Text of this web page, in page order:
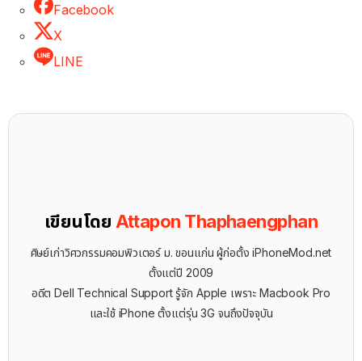
Facebook
X
LINE
เขียนโดย Attapon Thaphaengphan
ศิษย์เก่าวิศวกรรมคอมพิวเตอร์ ม. ขอนแก่น ผู้ก่อตั้ง iPhoneMod.net
ตั้งแต่ปี 2009
อดีต Dell Technical Support รู้จัก ​Apple เพราะ Macbook Pro
และใช้ iPhone ตั้งแต่รุ่น 3G จนถึงปัจจุบัน